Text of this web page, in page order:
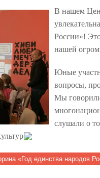
В нашем
России»!
нашей
Юные
вопросы,
Мы
слушали о
«Год единства народов